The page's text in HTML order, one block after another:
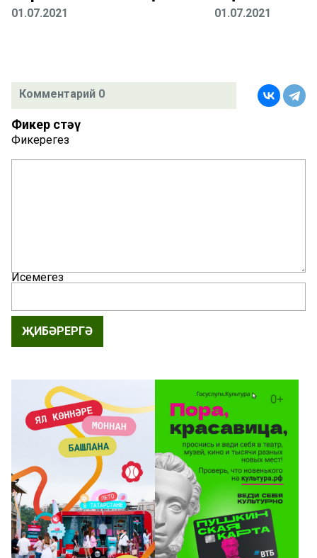
01.07.2021 01.07.2021
Комментарий 0
Фикер өстәү
Фикерегез
Исемегез
ҖИБӘРЕРГӘ